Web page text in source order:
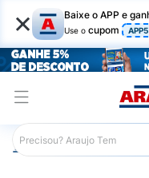
× Baixe o APP e
Use o cupom APP5
Araujo Mercado